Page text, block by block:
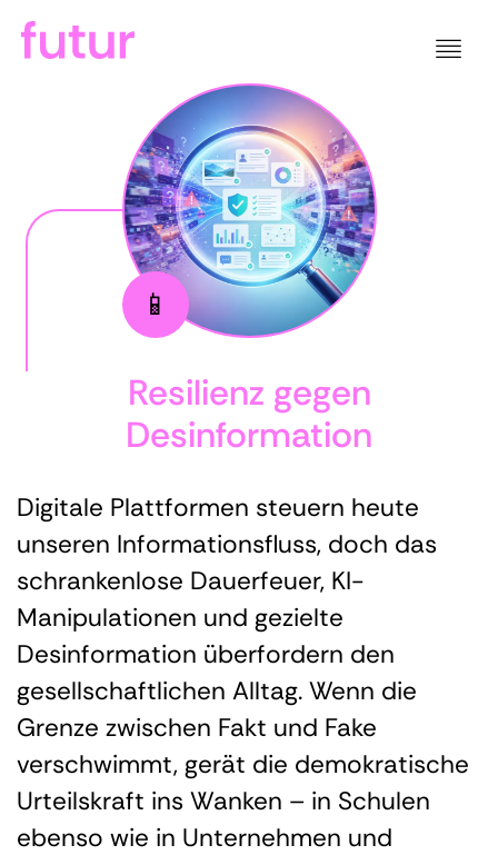
📱
Resilienz gegen
Desinformation
Digitale Plattformen steuern heute
unseren Informationsfluss, doch das
schrankenlose Dauerfeuer, KI-
Manipulationen und gezielte
Desinformation überfordern den
gesellschaftlichen Alltag. Wenn die
Grenze zwischen Fakt und Fake
verschwimmt, gerät die demokratische
Urteilskraft ins Wanken – in Schulen
ebenso wie in Unternehmen und